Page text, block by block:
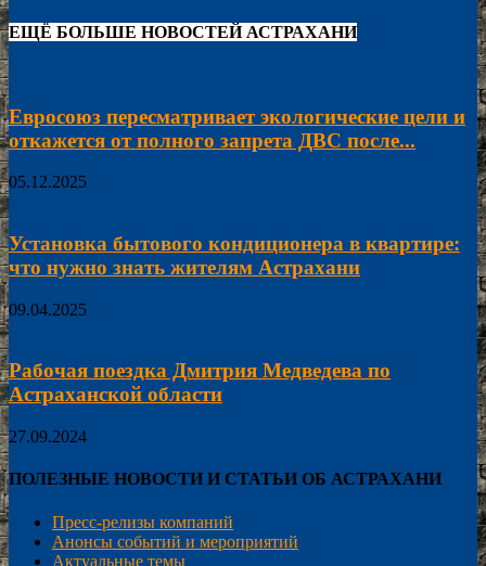
ЕЩЁ БОЛЬШЕ НОВОСТЕЙ АСТРАХАНИ
Евросоюз пересматривает экологические цели и
откажется от полного запрета ДВС после...
05.12.2025
Установка бытового кондиционера в квартире:
что нужно знать жителям Астрахани
09.04.2025
Рабочая поездка Дмитрия Медведева по
Астраханской области
27.09.2024
ПОЛЕЗНЫЕ НОВОСТИ И СТАТЬИ ОБ АСТРАХАНИ
Пресс-релизы компаний
Анонсы событий и мероприятий
Актуальные темы